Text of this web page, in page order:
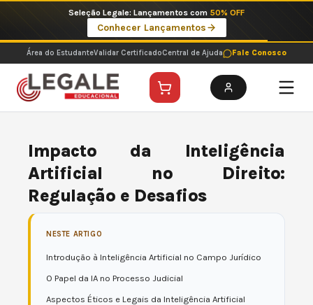
o
conteúdo
Seleção Legale: Lançamentos com 50% OFF
Conhecer Lançamentos
Área do EstudanteValidar CertificadoCentral de Ajuda Fale Conosco
Impacto da Inteligência
Artificial no Direito:
Regulação e Desafios
NESTE ARTIGO
Introdução à Inteligência Artificial no Campo Jurídico
O Papel da IA no Processo Judicial
Aspectos Éticos e Legais da Inteligência Artificial